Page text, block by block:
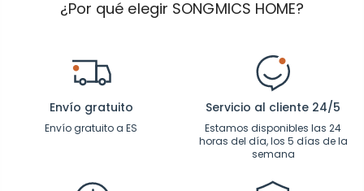
¿Por qué elegir SONGMICS HOME?
Envío gratuito
Envío gratuito a ES
Servicio al cliente 24/5
Estamos disponibles las 24
horas del día, los 5 días de la
semana